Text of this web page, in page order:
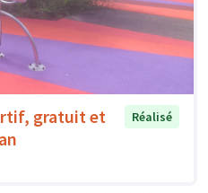
gratuit et
Réalisé